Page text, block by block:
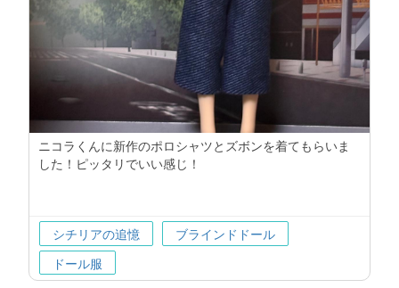
ニコラくんに新作のポロシャツとズボンを着てもらいま
した！ピッタリでいい感じ！
シチリアの追憶
ブラインドドール
ドール服